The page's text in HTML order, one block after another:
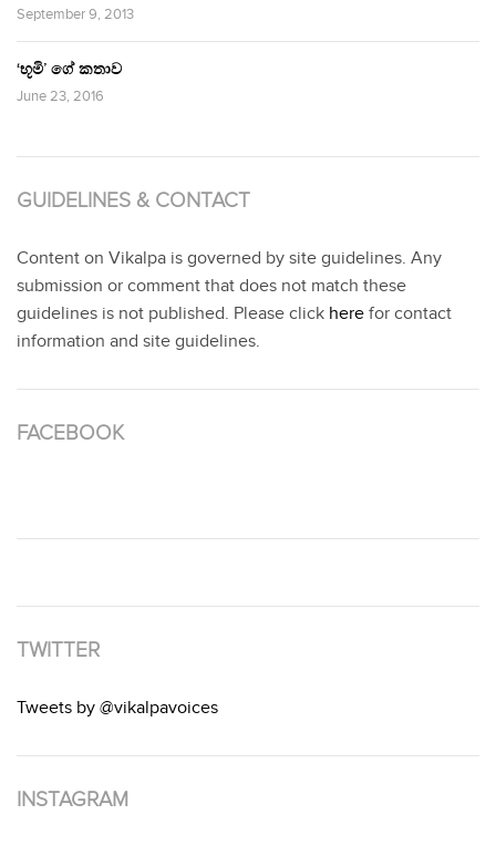
September 9, 2013
‘භූමි’ ගේ කතාව
June 23, 2016
GUIDELINES & CONTACT
Content on Vikalpa is governed by site guidelines. Any
submission or comment that does not match these
guidelines is not published. Please click here for contact
information and site guidelines.
FACEBOOK
TWITTER
Tweets by @vikalpavoices
INSTAGRAM